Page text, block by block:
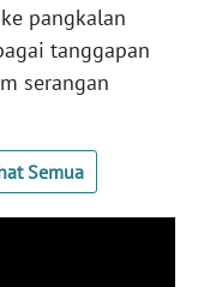
pangkalan
tanggapan
serangan
Semua